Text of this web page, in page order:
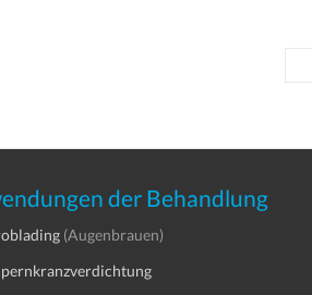
der Behandlung
(Augenbrauen)